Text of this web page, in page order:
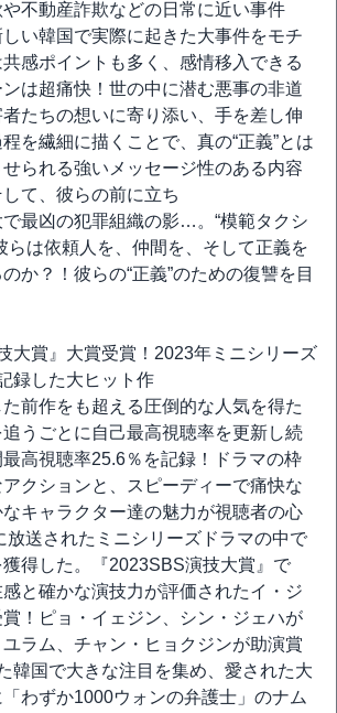
不動産詐欺などの日常に近い事件
い韓国で実際に起きた大事件をモチ
感ポイントも多く、感情移入できる
は超痛快！世の中に潜む悪事の非道
たちの想いに寄り添い、手を差し伸
を繊細に描くことで、真の“正義”とは
られる強いメッセージ性のある内容
て、彼らの前に立ち
最凶の犯罪組織の影…。“模範タクシ
らは依頼人を、仲間を、そして正義を
か？！彼らの“正義”のための復讐を目
大賞』大賞受賞！2023年ミニシリーズ
録した大ヒット作
前作をも超える圧倒的な人気を得た
うごとに自己最高視聴率を更新し続
高視聴率25.6％を記録！ドラマの枠
クションと、スピーディーで痛快な
キャラクター達の魅力が視聴者の心
放送されたミニシリーズドラマの中で
得した。『2023SBS演技大賞』で
と確かな演技力が評価されたイ・ジ
！ピョ・イェジン、シン・ジェハが
ラム、チャン・ヒョクジンが助演賞
韓国で大きな注目を集め、愛された大
わずか1000ウォンの弁護士」のナム